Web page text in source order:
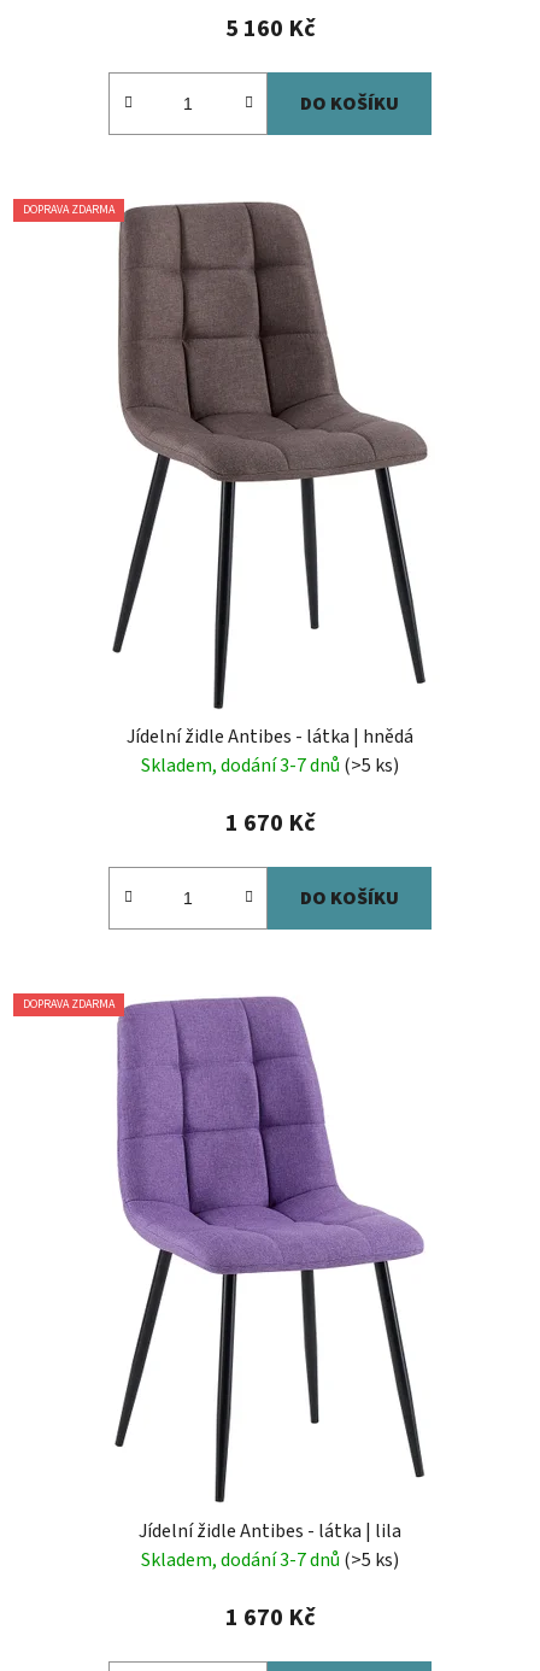
5 160 Kč
DO KOŠÍKU
DOPRAVA ZDARMA
Jídelní židle Antibes - látka | hnědá
Skladem, dodání 3-7 dnů (>5 ks)
1 670 Kč
DO KOŠÍKU
DOPRAVA ZDARMA
Jídelní židle Antibes - látka | lila
Skladem, dodání 3-7 dnů (>5 ks)
1 670 Kč